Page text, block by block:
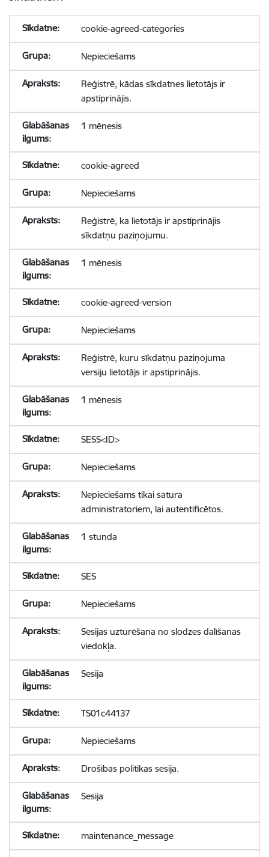
cookie-agreed-categories
Nepieciešams
Reģistrē, kādas sīkdatnes lietotājs ir
apstiprinājis.
1 mēnesis
cookie-agreed
Nepieciešams
Reģistrē, ka lietotājs ir apstiprinājis
sīkdatņu paziņojumu.
1 mēnesis
cookie-agreed-version
Nepieciešams
Reģistrē, kuru sīkdatņu paziņojuma
versiju lietotājs ir apstiprinājis.
1 mēnesis
SESS<ID>
Nepieciešams
Nepieciešams tikai satura
administratoriem, lai autentificētos.
1 stunda
SES
Nepieciešams
Sesijas uzturēšana no slodzes dalīšanas
viedokļa.
Sesija
TS01c44137
Nepieciešams
Drošības politikas sesija.
Sesija
maintenance_message